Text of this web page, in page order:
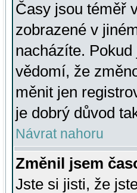
Časy jsou téměř
zobrazené v
nacházíte.
vědomí, že
měnit jen
je dobrý důvod
Návrat nahoru
Změnil jsem
Jste si jisti, že